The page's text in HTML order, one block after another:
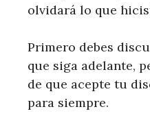
olvidará lo que
Primero debes
que siga adelante,
de que acepte tu
para siempre.